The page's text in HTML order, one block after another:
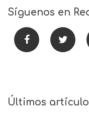
Síguenos en
Últimos